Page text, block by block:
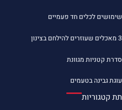
שימושים לכלים חד פעמיים
3 מאכלים שעוזרים להילחם בצינון
סדרת קטניות מגוונת
עוגת גבינה בטעמים
תת קטגוריות